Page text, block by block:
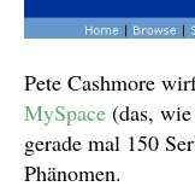
Pete Cashmore
MySpace (das,
gerade mal 150
Phänomen.